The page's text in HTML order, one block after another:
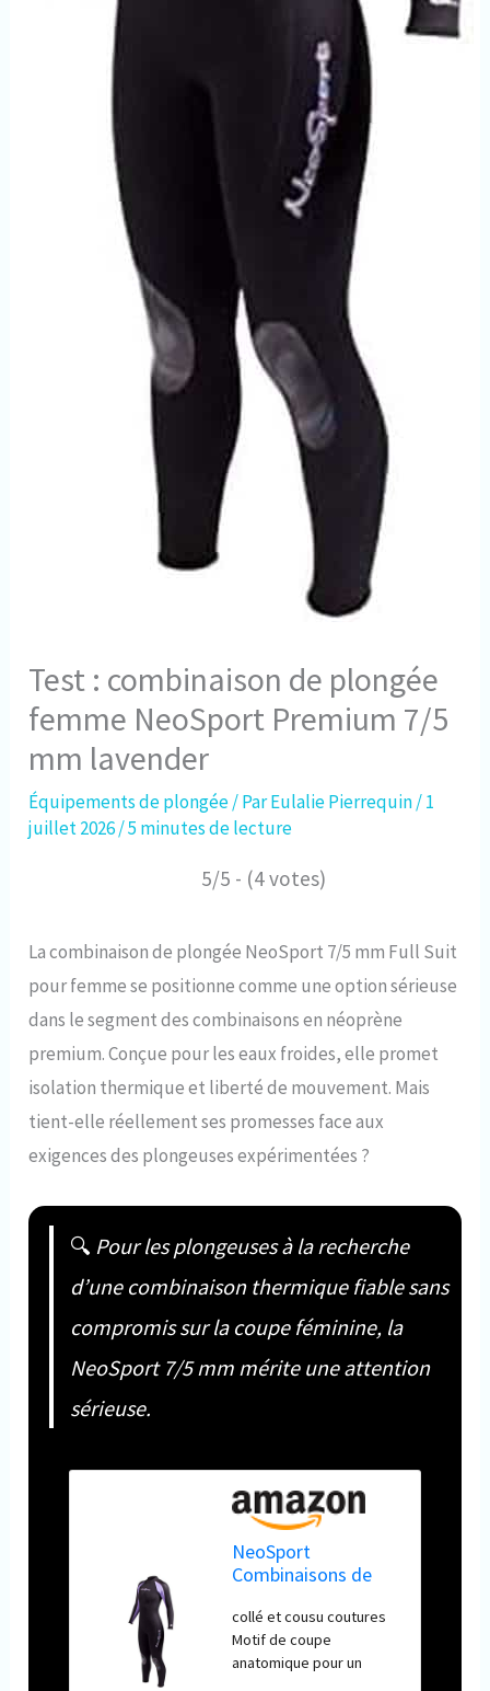
Test : combinaison de plongée
femme NeoSport Premium 7/5
mm lavender
Équipements de plongée/ ParEulalie Pierrequin/1
juillet 2026/5 minutes de lecture
5/5 - (4 votes)
La combinaison de plongée NeoSport 7/5 mm Full Suit
pour femme se positionne comme une option sérieuse
dans le segment des combinaisons en néoprène
premium. Conçue pour les eaux froides, elle promet
isolation thermique et liberté de mouvement. Mais
tient-elle réellement ses promesses face aux
exigences des plongeuses expérimentées ?
🔍 Pour les plongeuses à la recherche
d’une combinaison thermique fiable sans
compromis sur la coupe féminine, la
NeoSport 7/5 mm mérite une attention
sérieuse.
NeoSport
Combinaisons de
Femme Néoprène
Premium 7/5 mm
Full Suit, Femme,
collé et cousu coutures
Motif de coupe
anatomique pour un